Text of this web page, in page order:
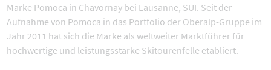
Marke Pomoca in Chavornay bei Lausanne, SUI. Seit der
Aufnahme von Pomoca in das Portfolio der Oberalp-Gruppe im
Jahr 2011 hat sich die Marke als weltweiter Marktführer für
hochwertige und leistungsstarke Skitourenfelle etabliert.